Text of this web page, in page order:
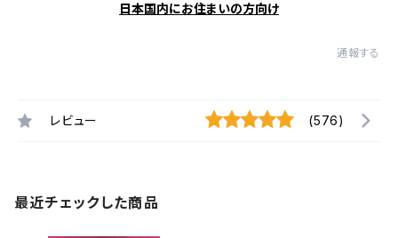
日本国内にお住まいの方向け
通報する
レビュー (576)
最近チェックした商品